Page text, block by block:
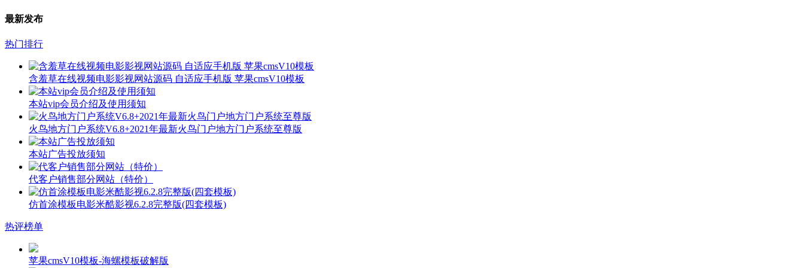
最新发布
热门排行
含羞草在线视频电影影视网站源码 自适应手机版 苹果cmsV10模板
本站vip会员介绍及使用须知
火鸟地方门户系统V6.8+2021年最新火鸟门户地方门户系统至尊版
本站广告投放须知
代客户销售部分网站（特价）
仿首涂模板电影米酷影视6.2.8完整版(四套模板)
热评榜单
苹果cmsV10模板-海螺模板破解版